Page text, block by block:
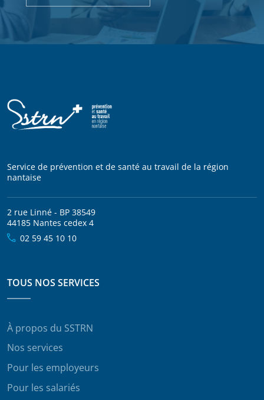
Service de prévention et de santé au travail de la région
nantaise
2 rue Linné - BP 38549
44185 Nantes cedex 4
02 59 45 10 10
TOUS NOS SERVICES
À propos du SSTRN
Nos services
Pour les employeurs
Pour les salariés